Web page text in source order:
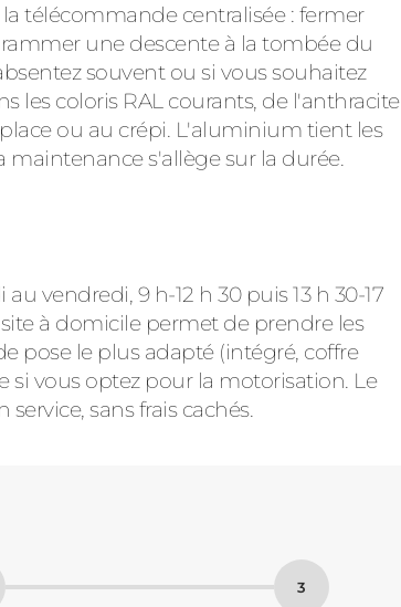
télécommande centralisée : fermer
une descente à la tombée du
souvent ou si vous souhaitez
les coloris RAL courants, de l'anthracite
ou au crépi. L'aluminium tient les
s'allège sur la durée.
vendredi, 9 h-12 h 30 puis 13 h 30-17
à domicile permet de prendre les
pose le plus adapté (intégré, coffre
vous optez pour la motorisation. Le
sans frais cachés.